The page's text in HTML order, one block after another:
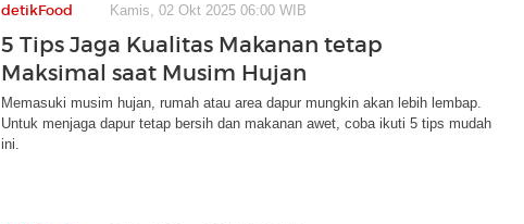
detikFood Kamis, 02 Okt 2025 06:00 WIB
5 Tips Jaga Kualitas Makanan tetap
Maksimal saat Musim Hujan
Memasuki musim hujan, rumah atau area dapur mungkin akan lebih lembap.
Untuk menjaga dapur tetap bersih dan makanan awet, coba ikuti 5 tips mudah
ini.